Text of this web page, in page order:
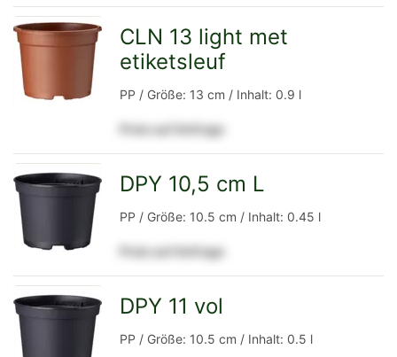
Detailseite
CLN 13 light met
etiketsleuf
PP / Größe: 13 cm / Inhalt: 0.9 l
Preis auf Anfrage
Detailseite
DPY 10,5 cm L
PP / Größe: 10.5 cm / Inhalt: 0.45 l
Preis auf Anfrage
DPY 11 vol
PP / Größe: 10.5 cm / Inhalt: 0.5 l